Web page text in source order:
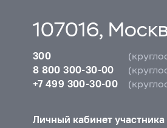
107016,
300
8 800 300-30-00
+7 499 300-30-00
Личный кабинет